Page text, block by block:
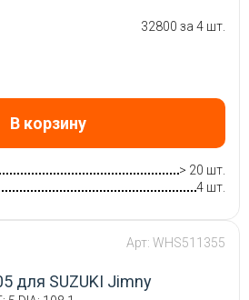
32800 за 4 шт.
В корзину
> 20 шт.
4 шт.
Арт: WHS511355
для SUZUKI Jimny